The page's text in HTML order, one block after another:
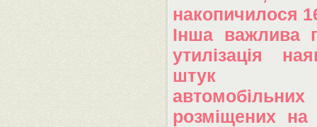
накопичилося
Інша важлива
утилізація
штук
розміщених на